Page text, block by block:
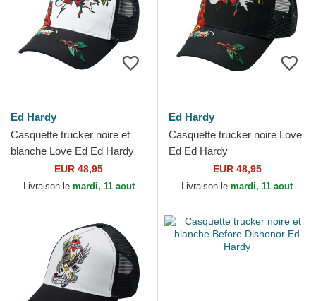
Ed Hardy
Casquette trucker noire et
blanche Love Ed Ed Hardy
EUR 48,95
Livraison le mardi, 11 aout
Ed Hardy
Casquette trucker noire Love
Ed Ed Hardy
EUR 48,95
Livraison le mardi, 11 aout